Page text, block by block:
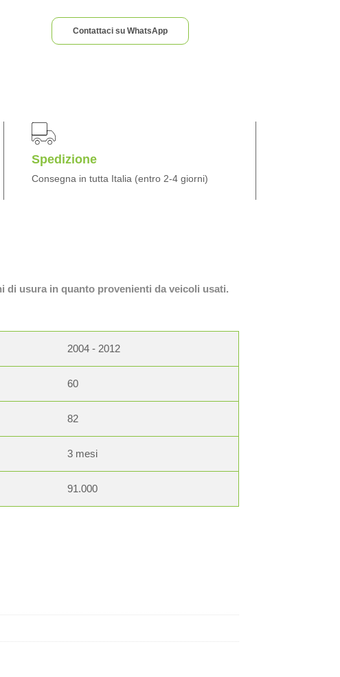
Contattaci su WhatsApp
Spedizione
Consegna in tutta Italia (entro 2-4 giorni)
usura in quanto provenienti da veicoli usati.
2004 - 2012
60
82
3 mesi
91.000